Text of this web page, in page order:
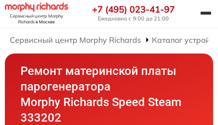
Сервисный центр Morphy
Richardsв Москве
+7 (495) 023-41-97
Ежедневно с 9:00 до 21:00
Сервисный центр Morphy Richards Каталог
Ремонт материнской платы
парогенератора
Morphy Richards Speed Steam
333202